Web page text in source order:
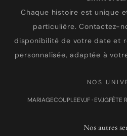
Chaque histoire est unique
particulière. Contactez-
disponibilité de votre date et
personnalisée, adaptée à
NOS
MARIAGECOUPLEEVJF · EVJGFÊTE
Nos autres